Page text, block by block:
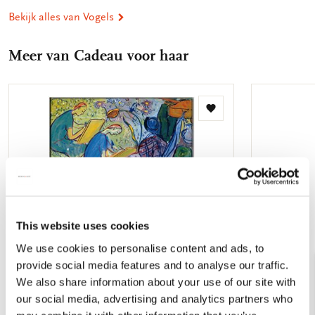
This website uses cookies
We use cookies to personalise content and ads, to
provide social media features and to analyse our traffic.
We also share information about your use of our site with
our social media, advertising and analytics partners who
Bekijk alles van Vogels
Meer van Cadeau voor haar
Toevoegen